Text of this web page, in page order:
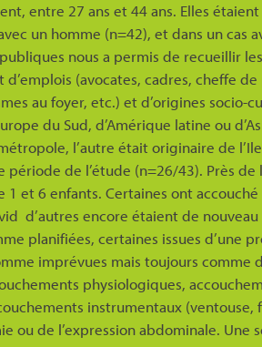
entre 27 ans et 44 ans. Elles
un homme (n=42), et dans un cas
nous a permis de recueillir
d’emplois (avocates, cadres, cheffe
au foyer, etc.) et d’origines socio-
du Sud, d’Amérique latine ou
l’autre était originaire de
période de l’étude (n=26/43). Près
1 et 6 enfants. Certaines ont
d’autres encore étaient de
planifiées, certaines issues d’une
imprévues mais toujours comme
physiologiques,
instrumentaux
ou de l’expression abdominale.